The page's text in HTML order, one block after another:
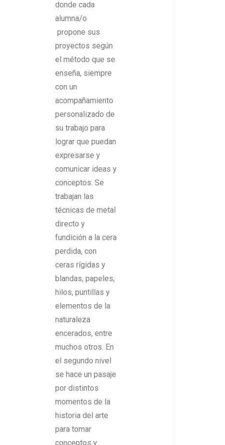
donde cada
alumna/o
propone sus
proyectos según
el método que se
enseña, siempre
con un
acompañamiento
personalizado de
su trabajo para
lograr que puedan
expresarse y
comunicar ideas y
conceptos. Se
trabajan las
técnicas de metal
directo y
fundición a la cera
perdida, con
ceras rígidas y
blandas, papeles,
hilos, puntillas y
elementos de la
naturaleza
encerados, entre
muchos otros. En
el segundo nivel
se hace un pasaje
por distintos
momentos de la
historia del arte
para tomar
conceptos y